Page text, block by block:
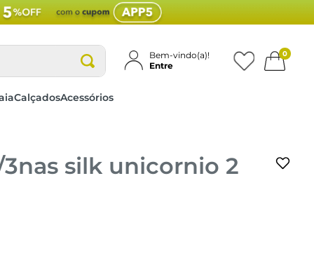
Bem-vindo(a)!
Entre
0
CalçadosAcessórios
silk unicornio 2